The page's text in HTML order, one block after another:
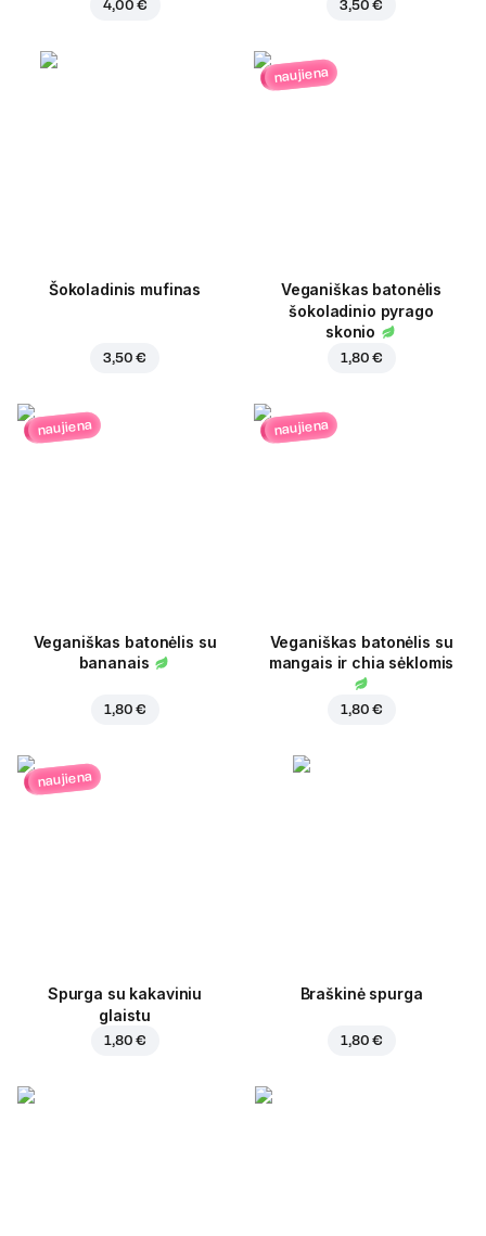
4,00 € 3,50 €
Šokoladinis mufinas
3,50 €
naujiena
Veganiškas batonėlis
šokoladinio pyrago
skonio
1,80 €
naujiena
Veganiškas batonėlis su
bananais
1,80 €
naujiena
Veganiškas batonėlis su
mangais ir chia sėklomis
1,80 €
naujiena
Spurga su kakaviniu
glaistu
1,80 €
Braškinė spurga
1,80 €